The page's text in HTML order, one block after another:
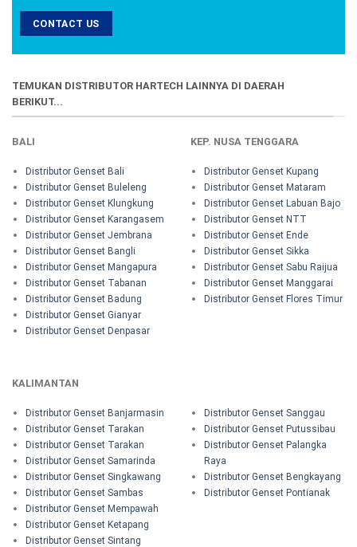
CONTACT US
TEMUKAN DISTRIBUTOR HARTECH LAINNYA DI DAERAH
BERIKUT...
BALI
Distributor Genset Bali
Distributor Genset Buleleng
Distributor Genset Klungkung
Distributor Genset Karangasem
Distributor Genset Jembrana
Distributor Genset Bangli
Distributor Genset Mangapura
Distributor Genset Tabanan
Distributor Genset Badung
Distributor Genset Gianyar
Distributor Genset Denpasar
KEP. NUSA TENGGARA
Distributor Genset Kupang
Distributor Genset Mataram
Distributor Genset Labuan Bajo
Distributor Genset NTT
Distributor Genset Ende
Distributor Genset Sikka
Distributor Genset Sabu Raijua
Distributor Genset Manggarai
Distributor Genset Flores Timur
KALIMANTAN
Distributor Genset Banjarmasin
Distributor Genset Tarakan
Distributor Genset Tarakan
Distributor Genset Samarinda
Distributor Genset Singkawang
Distributor Genset Sambas
Distributor Genset Mempawah
Distributor Genset Ketapang
Distributor Genset Sintang
Distributor Genset Sanggau
Distributor Genset Putussibau
Distributor Genset Palangka
Raya
Distributor Genset Bengkayang
Distributor Genset Pontianak